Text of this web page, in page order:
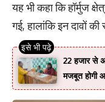
यह भी कहा कि हॉर्मुज
गई, हालांकि इन दावों
22 हजार से
मजबूत होगी